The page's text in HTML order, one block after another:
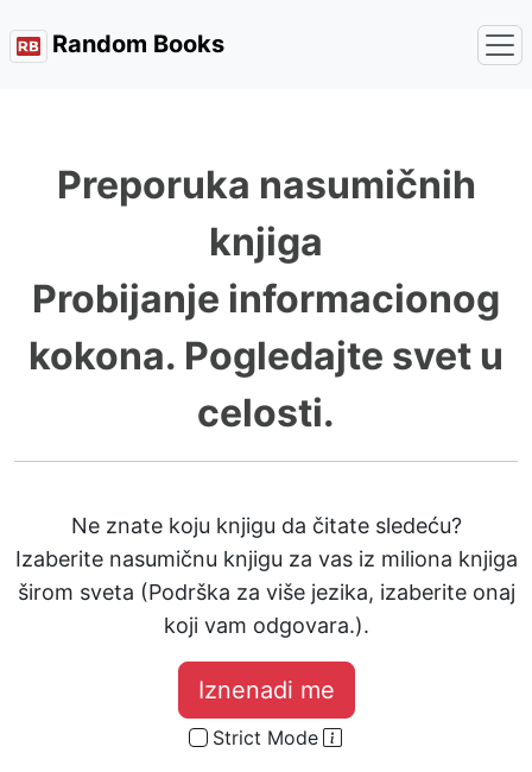
Random Books
Preporuka nasumičnih
knjiga
Probijanje informacionog
kokona. Pogledajte svet u
celosti.
Ne znate koju knjigu da čitate sledeću?
Izaberite nasumičnu knjigu za vas iz miliona knjiga
širom sveta (Podrška za više jezika, izaberite onaj
koji vam odgovara.).
Iznenadi me
Strict Mode